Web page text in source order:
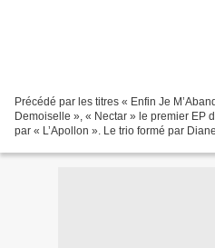
Précédé par les titres « Enfin Je
Demoiselle », « Nectar » le premier EP
par « L’Apollon ». Le trio formé par